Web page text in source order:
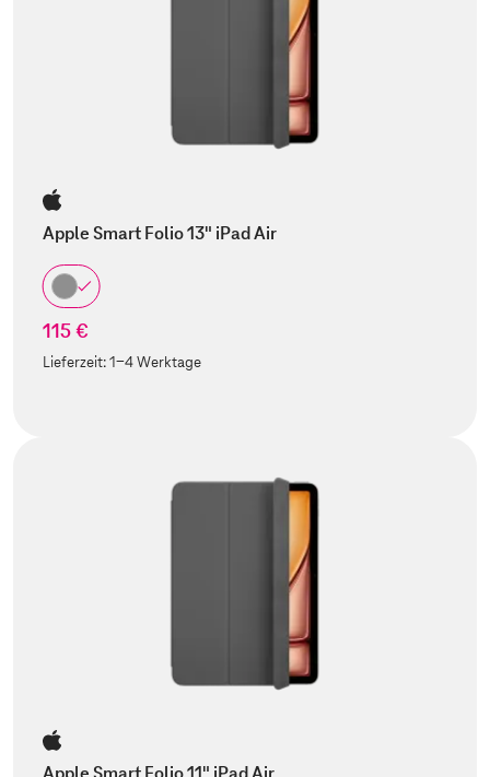
Apple Smart Folio 13" iPad Air
115 €
Lieferzeit:1-4 Werktage